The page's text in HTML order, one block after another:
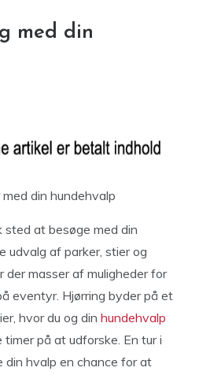
med din
din hundehvalp
at besøge med din
udvalg af parker, stier og
der masser af muligheder for
eventyr. Hjørring byder på et
hvor du og din hundehvalp
timer på at udforske. En tur i
din hvalp en chance for at